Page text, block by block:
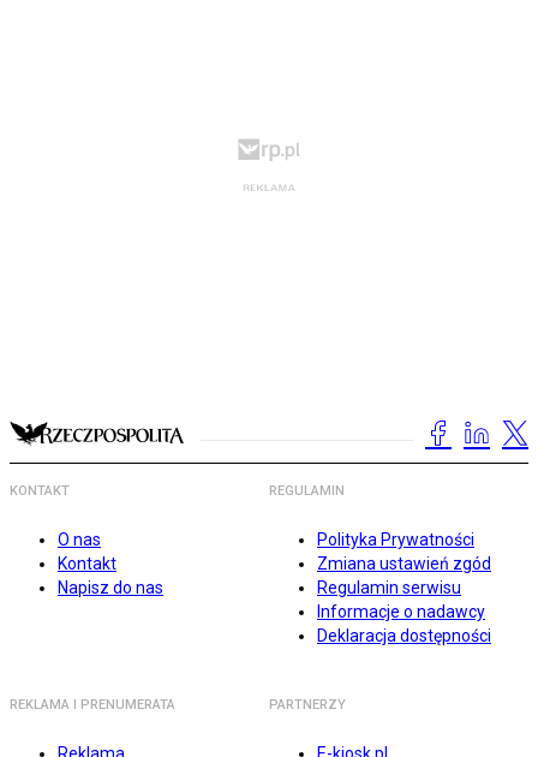
KONTAKT
O nas
Kontakt
Napisz do nas
REGULAMIN
Polityka Prywatności
Zmiana ustawień zgód
Regulamin serwisu
Informacje o nadawcy
Deklaracja dostępności
REKLAMA I PRENUMERATA PARTNERZY